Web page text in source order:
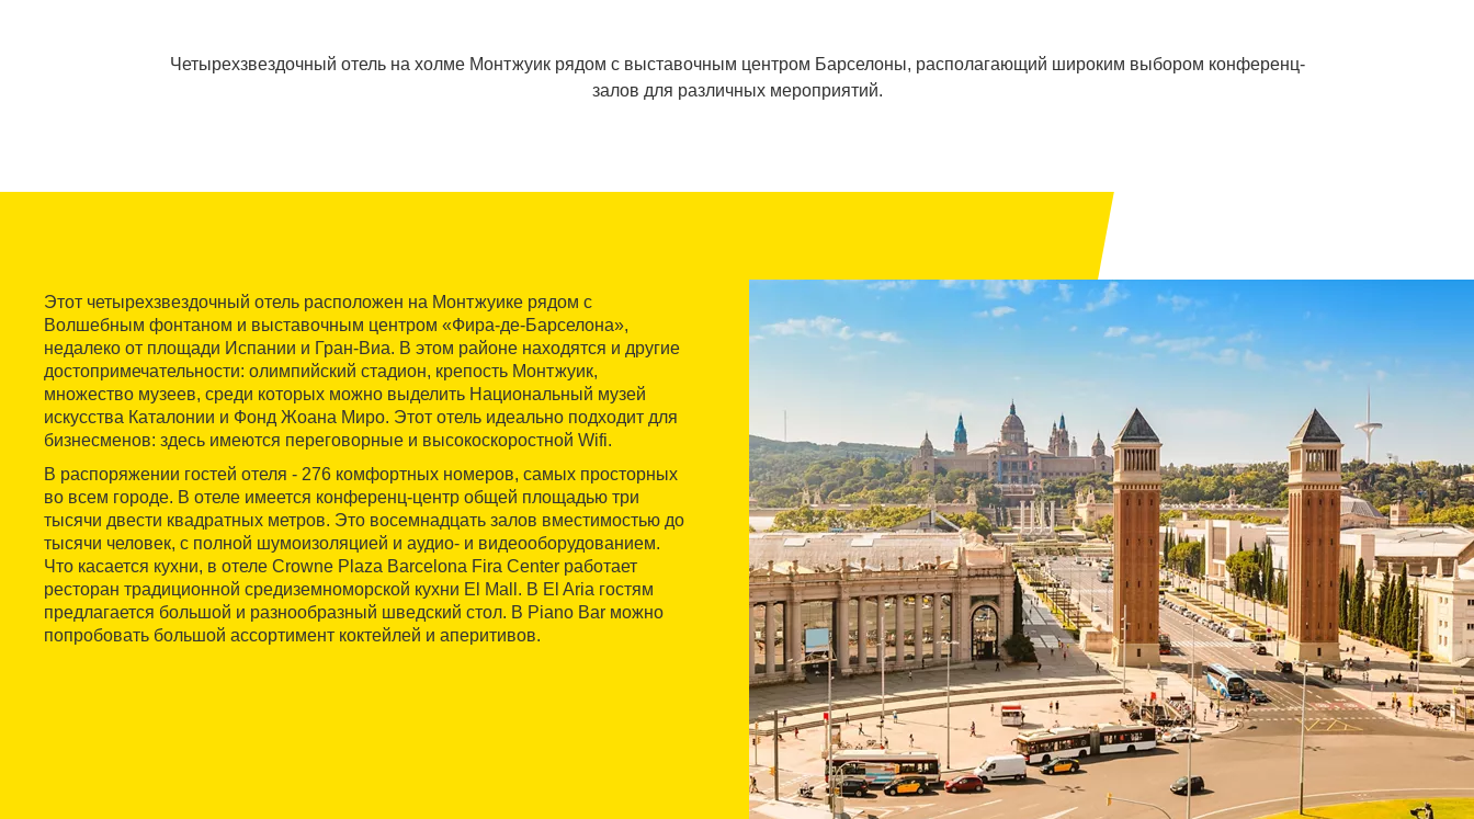
Четырехзвездочный отель на холме Монтжуик рядом с выставочным центром Барселоны, располагающий широким выбором конференц-
залов для различных мероприятий.
Этот четырехзвездочный отель расположен на Монтжуике рядом с
Волшебным фонтаном и выставочным центром «Фира-де-Барселона»,
недалеко от площади Испании и Гран-Виа. В этом районе находятся и другие
достопримечательности: олимпийский стадион, крепость Монтжуик,
множество музеев, среди которых можно выделить Национальный музей
искусства Каталонии и Фонд Жоана Миро. Этот отель идеально подходит для
бизнесменов: здесь имеются переговорные и высокоскоростной Wifi.
В распоряжении гостей отеля - 276 комфортных номеров, самых просторных
во всем городе. В отеле имеется конференц-центр общей площадью три
тысячи двести квадратных метров. Это восемнадцать залов вместимостью до
тысячи человек, с полной шумоизоляцией и аудио- и видеооборудованием.
Что касается кухни, в отеле Crowne Plaza Barcelona Fira Center работает
ресторан традиционной средиземноморской кухни El Mall. В El Aria гостям
предлагается большой и разнообразный шведский стол. В Piano Bar можно
попробовать большой ассортимент коктейлей и аперитивов.